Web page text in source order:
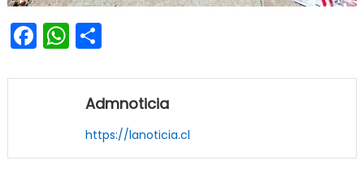
Facebook
WhatsApp
Share
Admnoticia
https://lanoticia.cl